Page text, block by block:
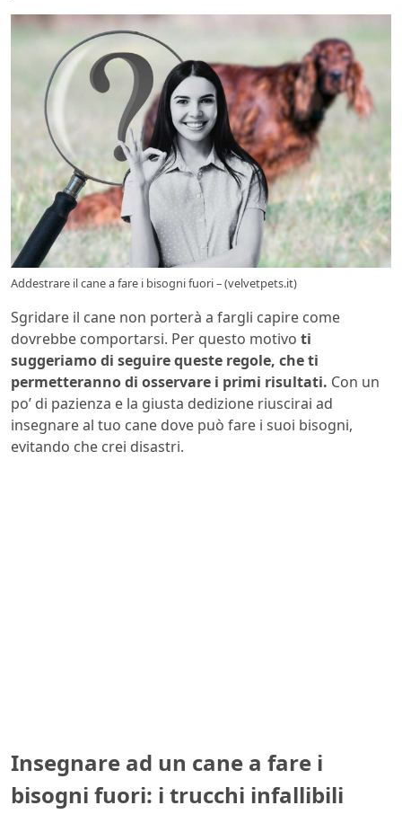
Addestrare il cane a fare i bisogni fuori – (velvetpets.it)
Sgridare il cane non porterà a fargli capire come
dovrebbe comportarsi. Per questo motivo ti
suggeriamo di seguire queste regole, che ti
permetteranno di osservare i primi risultati. Con un
po’ di pazienza e la giusta dedizione riuscirai ad
insegnare al tuo cane dove può fare i suoi bisogni,
evitando che crei disastri.
Insegnare ad un cane a fare i
bisogni fuori: i trucchi infallibili